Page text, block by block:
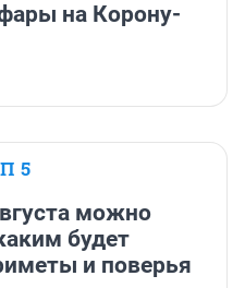
на Корону-
5
можно
будет
и поверья